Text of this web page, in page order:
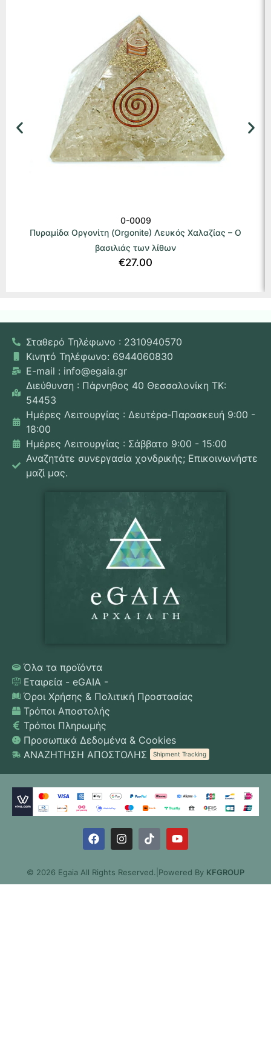
0-0009
Πυραμίδα Οργονίτη (Orgonite) Λευκός Χαλαζίας – Ο
βασιλιάς των λίθων
€27.00
Σταθερό Τηλέφωνο : 2310940570
Κινητό Τηλέφωνο: 6944060830
E-mail : info@egaia.gr
Διεύθυνση : Πάρνηθος 40 Θεσσαλονίκη ΤΚ:
54453
Ημέρες Λειτουργίας : Δευτέρα-Παρασκευή 9:00 -
18:00
Ημέρες Λειτουργίας : Σάββατο 9:00 - 15:00
Αναζητάτε συνεργασία χονδρικής; Επικοινωνήστε
μαζί μας.
Όλα τα προϊόντα
Εταιρεία - eGAIA -
Όροι Χρήσης & Πολιτική Προστασίας
Τρόποι Αποστολής
Τρόποι Πληρωμής
Προσωπικά Δεδομένα & Cookies
ΑΝΑΖΗΤΗΣΗ ΑΠΟΣΤΟΛΗΣ
Shipment Tracking
© 2026 Egaia All Rights Reserved. Powered By KFGROUP